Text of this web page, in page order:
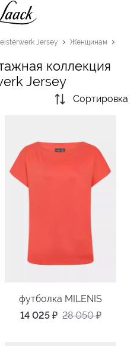
Jersey Женщинам
коллекция
Jersey
Сортировка
футболка MILENIS
14 025 ₽ 28 050₽